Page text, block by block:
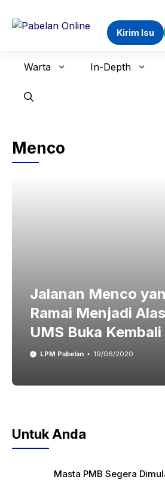
Kirim Isu
Warta In-Depth
Menco
Jalanan Menco
Ramai Menjadi
UMS Buka Kembali
LPM Pabelan 19/06/2020
Untuk Anda
Masta PMB Segera